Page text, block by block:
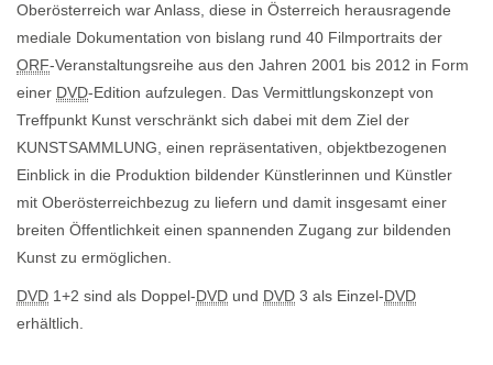
Oberösterreich war Anlass, diese in Österreich herausragende
mediale Dokumentation von bislang rund 40 Filmportraits der
ORF-Veranstaltungsreihe aus den Jahren 2001 bis 2012 in Form
einer DVD-Edition aufzulegen. Das Vermittlungskonzept von
Treffpunkt Kunst verschränkt sich dabei mit dem Ziel der
KUNSTSAMMLUNG, einen repräsentativen, objektbezogenen
Einblick in die Produktion bildender Künstlerinnen und Künstler
mit Oberösterreichbezug zu liefern und damit insgesamt einer
breiten Öffentlichkeit einen spannenden Zugang zur bildenden
Kunst zu ermöglichen.
DVD 1+2 sind als Doppel-DVD und DVD 3 als Einzel-DVD
erhältlich.